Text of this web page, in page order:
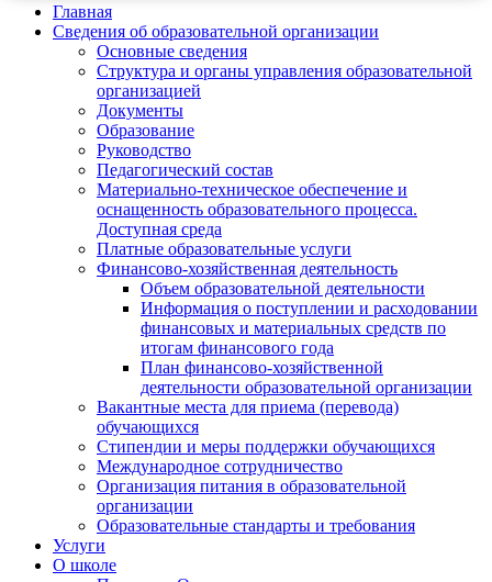
Главная
Сведения об образовательной организации
Основные сведения
Структура и органы управления образовательной
организацией
Документы
Образование
Руководство
Педагогический состав
Материально-техническое обеспечение и
оснащенность образовательного процесса.
Доступная среда
Платные образовательные услуги
Финансово-хозяйственная деятельность
Объем образовательной деятельности
Информация о поступлении и расходовании
финансовых и материальных средств по
итогам финансового года
План финансово-хозяйственной
деятельности образовательной организации
Вакантные места для приема (перевода)
обучающихся
Стипендии и меры поддержки обучающихся
Международное сотрудничество
Организация питания в образовательной
организации
Образовательные стандарты и требования
Услуги
О школе